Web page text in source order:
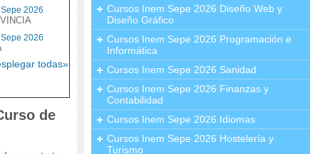
2026
2026
todas»
de
Cursos Inem Sepe 2026 Diseño Web y
Diseño Gráfico
Cursos Inem Sepe 2026 Programación e
Informática
Cursos Inem Sepe 2026 Sanidad
Cursos Inem Sepe 2026 Finanzas y
Contabilidad
Cursos Inem Sepe 2026 Idiomas
Cursos Inem Sepe 2026 Hostelería y
Turismo